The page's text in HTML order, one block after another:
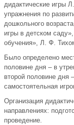
дидактические игры
упражнения по
дошкольного
игры в детском
обучения», Л. Ф.
Было определено
половине дня – в
второй половине дня
самостоятельная
Организация
направлениях:
проведение.